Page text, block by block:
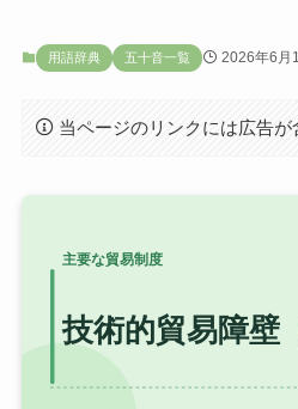
用語辞典 五十音一覧 2026年6月
当ページのリンクには広告が